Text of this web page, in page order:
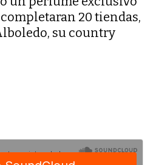
20 tiendas,
su country